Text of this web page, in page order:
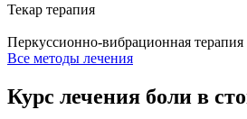
Текар терапия
Перкуссионно-вибрационная терапия
Все методы лечения
Курс лечения боли в